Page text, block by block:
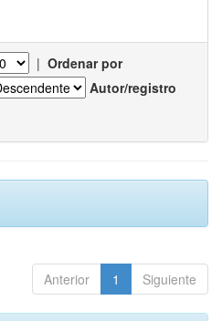
| Ordenar por
Autor/registro
Anterior 1 Siguiente